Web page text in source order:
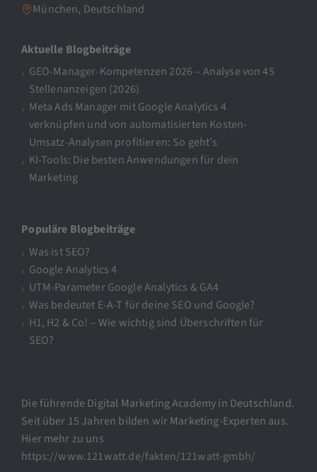
München, Deutschland
Aktuelle Blogbeiträge
GEO-Manager-Kompetenzen 2026 – Analyse von 45
Stellenanzeigen (2026)
Meta Ads Manager mit Google Analytics 4
verknüpfen und von automatisierten Kosten-
Umsatz-Analysen profitieren: So geht’s
KI-Tools: Die besten Anwendungen für dein
Marketing
Populäre Blogbeiträge
Was ist SEO?
Google Analytics 4
UTM-Parameter Google Analytics & GA4
Was bedeutet E-A-T für deine SEO und Google?
H1, H2 & Co! – Wie wichtig sind Überschriften für
SEO?
Die führende Digital Marketing Academy in Deutschland.
Seit über 15 Jahren bilden wir Marketing-Experten aus.
Hier mehr zu uns
https://www.121watt.de/fakten/121watt-gmbh/